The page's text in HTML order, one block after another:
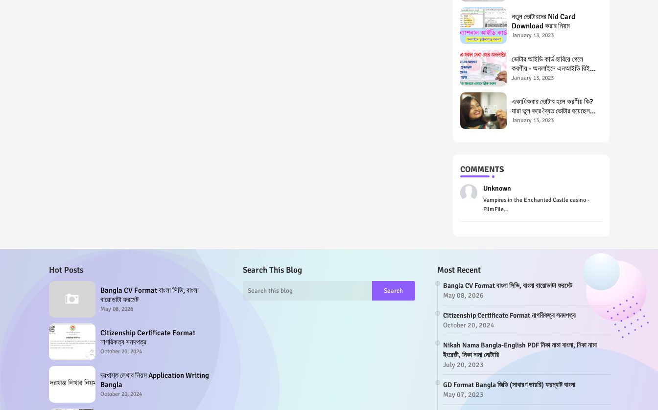
নতুন ভোটারদের Nid Card
Download করার নিয়ম
January 13, 2023
ভোটার আইডি কার্ড হারিয়ে গেলে
করণীয় - অনলাইনে এনআইডি রিইস্যু
Lost NID Card, NID Card
January 13, 2023
একাধিকবার ভোটার হলে করণীয় কি?
যারা ভুল করে দ্বৈত ভোটার হয়েছেন
তাদের জন্য পরামর্শ Double Voter
January 13, 2023
COMMENTS
Unknown
Vampires in the Enchanted Castle casino -
FilmFile...
Hot Posts
Bangla CV Format বাংলা সিভি, বাংলা
বায়োডাটা ফরমেট
May 08, 2026
Citizenship Certificate Format
নাগরিকত্ব সনদপত্র
October 20, 2024
দরখাস্ত লেখার নিয়ম Application Writing
Bangla
October 20, 2024
Search This Blog Most Recent
Bangla CV Format বাংলা সিভি, বাংলা বায়োডাটা ফরমেট
May 08, 2026
Citizenship Certificate Format নাগরিকত্ব সনদপত্র
October 20, 2024
Nikah Nama Bangla-English PDF নিকা নামা বাংলা, নিকা নামা
ইংরেজী, নিকা নামা নোটারি
July 20, 2023
GD Format Bangla জিডি (সাধারণ ডায়রি) ফরম্যাট বাংলা
May 07, 2023